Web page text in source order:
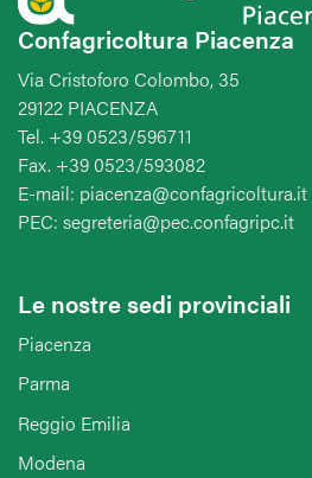
Confagricoltura Piacenza
Via Cristoforo Colombo, 35
29122 PIACENZA
Tel. +39 0523/596711
Fax. +39 0523/593082
E-mail: piacenza@confagricoltura.it
PEC: segreteria@pec.confagripc.it
Le nostre sedi provinciali
Piacenza
Parma
Reggio Emilia
Modena